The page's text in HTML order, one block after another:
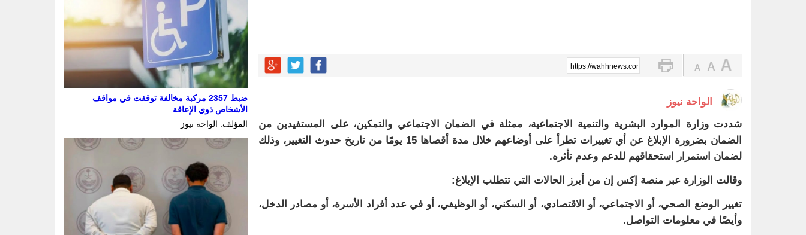
https://wahhnews.com/?p=81277
الواحة نيوز
شددت وزارة الموارد البشرية والتنمية الاجتماعية، ممثلة في الضمان الاجتماعي والتمكين، على المستفيدين من
الضمان بضرورة الإبلاغ عن أي تغييرات تطرأ على أوضاعهم خلال مدة أقصاها 15 يومًا من تاريخ حدوث التغيير، وذلك
لضمان استمرار استحقاقهم للدعم وعدم تأثره.
وقالت الوزارة عبر منصة إكس إن من أبرز الحالات التي تتطلب الإبلاغ:
تغيير الوضع الصحي، أو الاجتماعي، أو الاقتصادي، أو السكني، أو الوظيفي، أو في عدد أفراد الأسرة، أو مصادر الدخل،
وأيضًا في معلومات التواصل.
ضبط 2357 مركبة مخالفة توقفت في مواقف
الأشخاص ذوي الإعاقة
المؤلف: الواحة نيوز